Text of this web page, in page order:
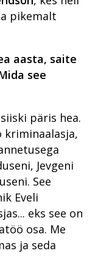
jasüüteod
1
2
poolel
kogemust
eripalgeline töö
koostöö
seotud
süüteod
aastal
põhjustel
vabastamine –
uurimisel
kogumisel
süüteod
peatamiseks
aastal
pikemalt
aasta, saite
see
päris hea.
kriminaalasja,
Jevgeni
See
Eveli
eks see on
osa. Me
ja seda